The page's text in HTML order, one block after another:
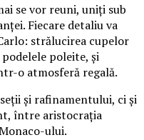
se vor reuni, uniți sub
Fiecare detaliu va
strălucirea cupelor
poleite, și
o atmosferă regală.
și rafinamentului, ci și
între aristocrația
ului.